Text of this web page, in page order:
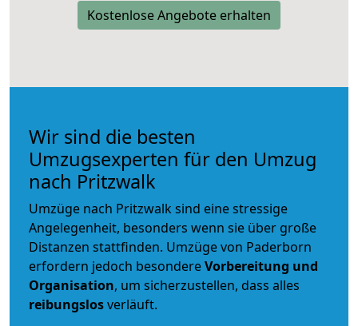
Kostenlose Angebote erhalten
Wir sind die besten
Umzugsexperten für den Umzug
nach Pritzwalk
Umzüge nach Pritzwalk sind eine stressige
Angelegenheit, besonders wenn sie über große
Distanzen stattfinden. Umzüge von Paderborn
erfordern jedoch besondereVorbereitung und
Organisation, um sicherzustellen, dass alles
reibungslosverläuft.